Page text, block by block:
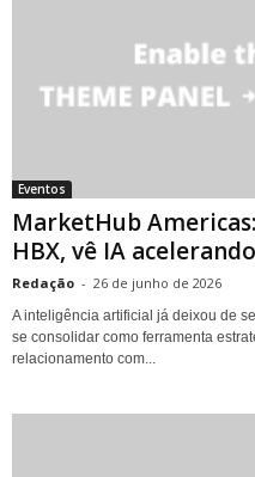
Eventos
MarketHub
HBX, vê IA
Redação - 26 de junho de 2026
A inteligência artificial já deixou de
se consolidar como ferramenta
relacionamento com...